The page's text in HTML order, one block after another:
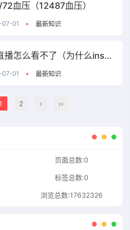
血压（12487血压）
01 • 最新知识
ins直播怎么看不了（为什么ins看不了照片和直播）
01 • 最新知识
1 2 › ››
页面总数:0
标签总数:0
浏览总数:17632326